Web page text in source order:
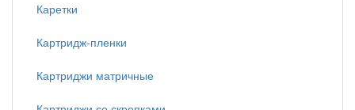
Каретки
Картридж-пленки
Картриджи матричные